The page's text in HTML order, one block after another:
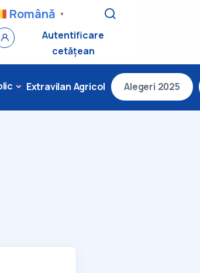
Română ▼
Autentificare
cetățean
Extravilan Agricol Alegeri 2025